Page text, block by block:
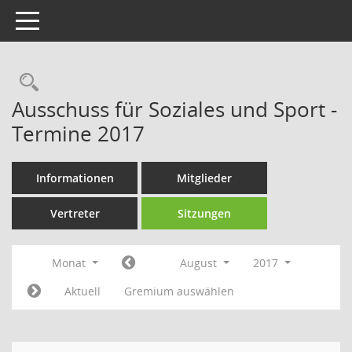
Toggle navigation
Rechercheauswahl
Ausschuss für Soziales und Sport -
Termine 2017
Informationen Mitglieder
Vertreter Sitzungen
Monat August
2017
Aktuell
Gremium auswählen